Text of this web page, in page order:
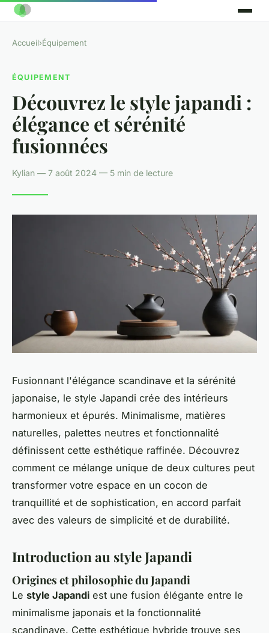
Accueil›Équipement
ÉQUIPEMENT
Découvrez le style japandi :
élégance et sérénité
fusionnées
Kylian — 7 août 2024 — 5 min de lecture
Fusionnant l'élégance scandinave et la sérénité
japonaise, le style Japandi crée des intérieurs
harmonieux et épurés. Minimalisme, matières
naturelles, palettes neutres et fonctionnalité
définissent cette esthétique raffinée. Découvrez
comment ce mélange unique de deux cultures peut
transformer votre espace en un cocon de
tranquillité et de sophistication, en accord parfait
avec des valeurs de simplicité et de durabilité.
Introduction au style Japandi
Origines et philosophie du Japandi
Le style Japandi est une fusion élégante entre le
minimalisme japonais et la fonctionnalité
scandinave. Cette esthétique hybride trouve ses